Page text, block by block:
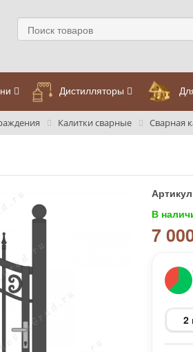
Дистилляторы
Калитки сварные Сварная
В
7
2